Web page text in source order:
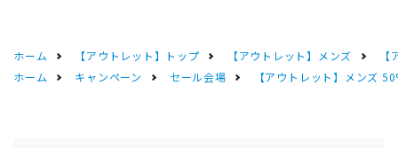
ホーム 【アウトレット】トップ 【アウトレット】メンズ
ホーム
キャンペーン セール会場 【アウトレット】メンズ